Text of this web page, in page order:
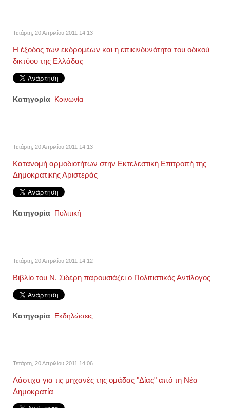
Τετάρτη, 20 Απριλίου 2011 14:13
Η έξοδος των εκδρομέων και η επικινδυνότητα του οδικού
δικτύου της Ελλάδας
Κατηγορία Κοινωνία
Τετάρτη, 20 Απριλίου 2011 14:13
Κατανομή αρμοδιοτήτων στην Εκτελεστική Επιτροπή της
Δημοκρατικής Αριστεράς
Κατηγορία Πολιτική
Τετάρτη, 20 Απριλίου 2011 14:12
Βιβλίο του Ν. Σιδέρη παρουσιάζει ο Πολιτιστικός Αντίλογος
Κατηγορία Εκδηλώσεις
Τετάρτη, 20 Απριλίου 2011 14:06
Λάστιχα για τις μηχανές της ομάδας "Δίας" από τη Νέα
Δημοκρατία